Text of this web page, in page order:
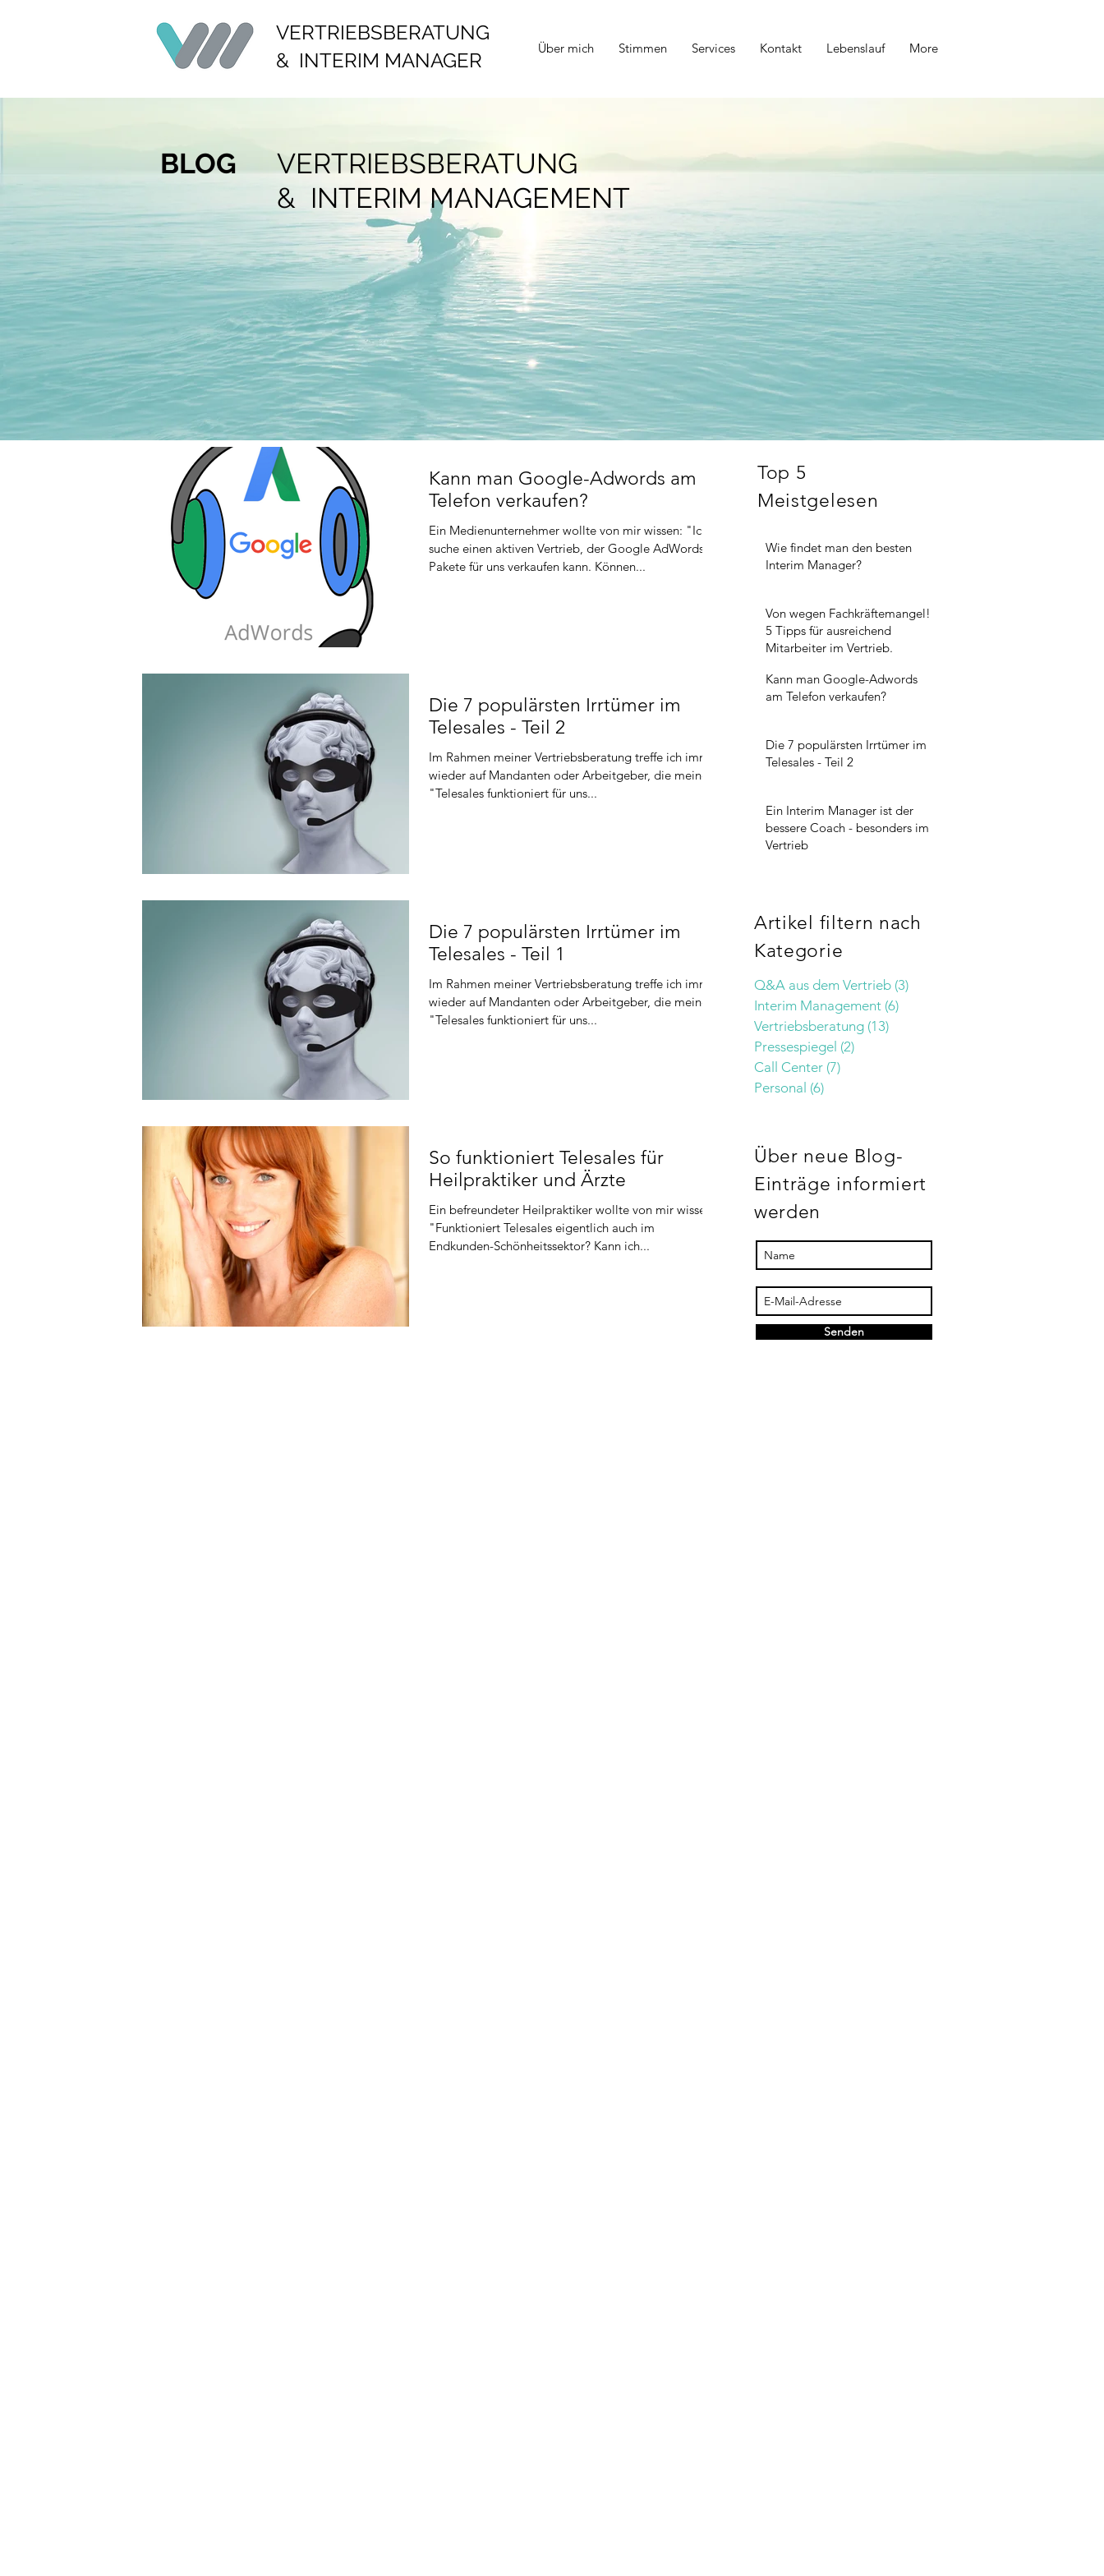
VERTRIEBSBERATUNG
Über mich Stimmen Services Kontakt Lebenslauf More
& INTERIM MANAGER
BLOG
VERTRIEBSBERATUNG
& INTERIM MANAGEMENT
Top 5
Meistgelesen
Wie findet man den besten
Interim Manager?
Von wegen Fachkräftemangel!
5 Tipps für ausreichend
Mitarbeiter im Vertrieb.
Kann man Google-Adwords
am Telefon verkaufen?
Die 7 populärsten Irrtümer im
Telesales - Teil 2
Ein Interim Manager ist der
bessere Coach - besonders im
Vertrieb
Artikel filtern nach
Kategorie
Q&A aus dem Vertrieb (3)
Interim Management (6)
Vertriebsberatung (13)
Pressespiegel (2)
Call Center (7)
Personal (6)
Über neue Blog-
Einträge informiert
werden
Senden
Kann man Google-Adwords am
Telefon verkaufen?
Ein Medienunternehmer wollte von mir wissen: "Ich
suche einen aktiven Vertrieb, der Google AdWords-
Pakete für uns verkaufen kann. Können...
Die 7 populärsten Irrtümer im
Telesales - Teil 2
Im Rahmen meiner Vertriebsberatung treffe ich immer
wieder auf Mandanten oder Arbeitgeber, die meinen:
"Telesales funktioniert für uns...
Die 7 populärsten Irrtümer im
Telesales - Teil 1
Im Rahmen meiner Vertriebsberatung treffe ich immer
wieder auf Mandanten oder Arbeitgeber, die meinen:
"Telesales funktioniert für uns...
So funktioniert Telesales für
Heilpraktiker und Ärzte
Ein befreundeter Heilpraktiker wollte von mir wissen:
"Funktioniert Telesales eigentlich auch im
Endkunden-Schönheitssektor? Kann ich...